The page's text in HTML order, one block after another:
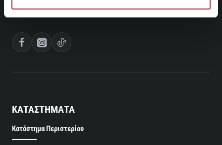
ΚΑΤΑΣΤΗΜΑΤΑ
Κατάστημα Περιστερίου